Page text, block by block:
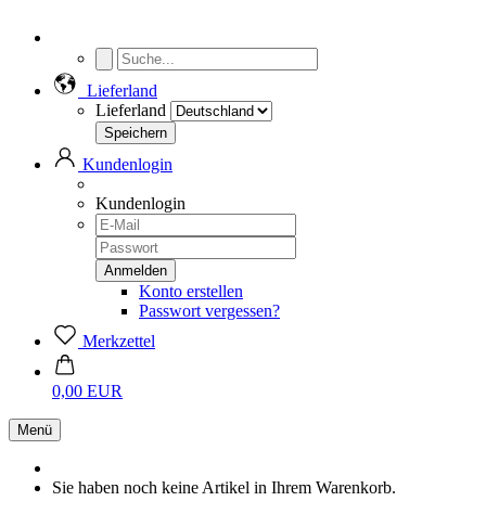
Lieferland
Lieferland
Kundenlogin
Kundenlogin
Konto erstellen
Passwort vergessen?
Merkzettel
0,00 EUR
Menü
Sie haben noch keine Artikel in Ihrem Warenkorb.